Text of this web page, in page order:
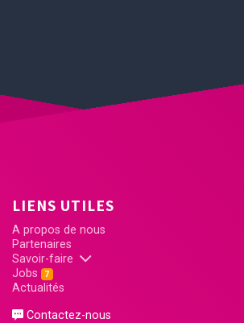
LIENS UTILES
A propos de nous
Partenaires
Savoir-faire
Jobs
7
Actualités
Contactez-nous